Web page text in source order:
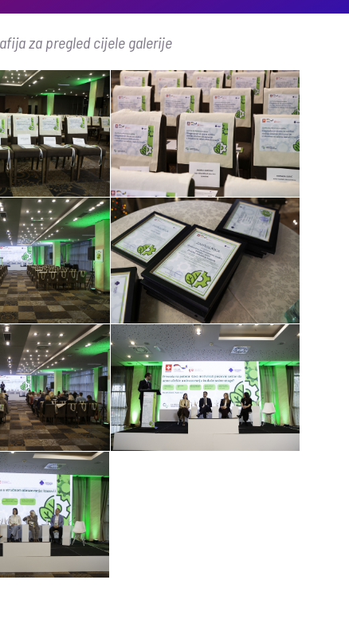
za pregled cijele galerije